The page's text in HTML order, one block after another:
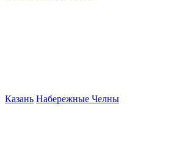
Казань Набережные Челны